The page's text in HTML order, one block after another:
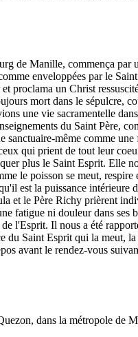
de Manille, commença par
enveloppées par le
proclama un Christ
mort dans le sépulcre,
une vie sacramentelle
du Saint
même comme
qui prient de tout leur
plus le Saint Esprit. Elle
le poisson se meut,
est la puissance
et le Père Richy prièrent
fatigue ni douleur dans
l'Esprit. Il nous a été
du Saint Esprit qui la meut,
avant le rendez-vous
dans la métropole de